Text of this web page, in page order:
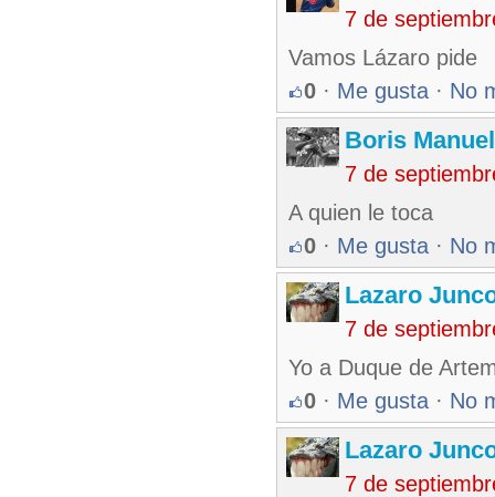
7 de
Vamos Lázaro pide
0 · Me gusta · No
Boris
7 de
A quien le toca
0 · Me gusta · No
Lazaro
7 de
Yo a Duque de
0 · Me gusta · No
Lazaro
7 de